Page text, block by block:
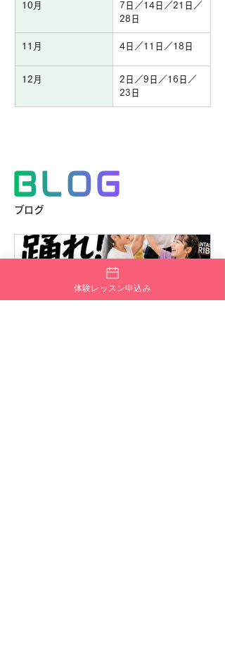
10月
7日／14日／21日／
28日
11月 4日／11日／18日
12月
2日／9日／16日／
23日
ブログ
体験レッスン申込み